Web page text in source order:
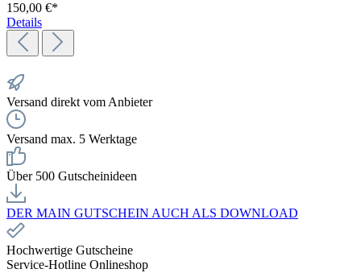
150,00 €*
Details
Versand direkt vom Anbieter
Versand max. 5 Werktage
Über 500 Gutscheinideen
DER MAIN GUTSCHEIN AUCH ALS DOWNLOAD
Hochwertige Gutscheine
Service-Hotline Onlineshop